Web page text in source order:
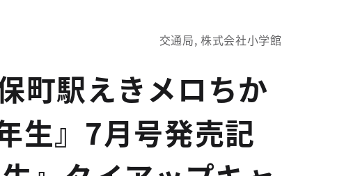
交通局, 株式会社小学館
町駅えきメロちか
生』7月号発売記